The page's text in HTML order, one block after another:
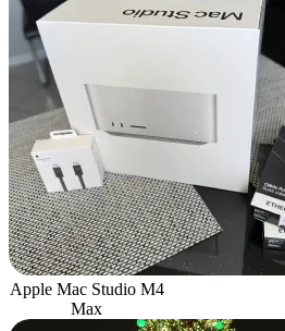
Apple Mac Studio M4
Max